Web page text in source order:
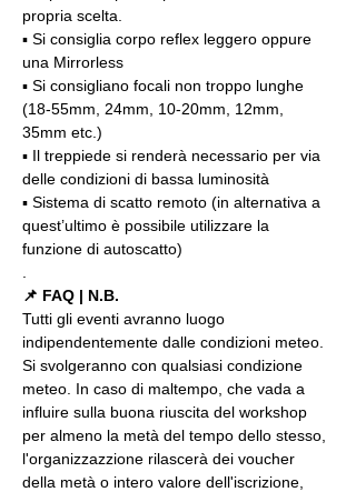
propria scelta.
▪️ Si consiglia corpo reflex leggero oppure
una Mirrorless
▪️ Si consigliano focali non troppo lunghe
(18-55mm, 24mm, 10-20mm, 12mm,
35mm etc.)
▪️ Il treppiede si renderà necessario per via
delle condizioni di bassa luminosità
▪️ Sistema di scatto remoto (in alternativa a
quest’ultimo è possibile utilizzare la
funzione di autoscatto)
📌 FAQ | N.B.
Tutti gli eventi avranno luogo
indipendentemente dalle condizioni meteo.
Si svolgeranno con qualsiasi condizione
meteo. In caso di maltempo, che vada a
influire sulla buona riuscita del workshop
per almeno la metà del tempo dello stesso,
l'organizzazzione rilascerà dei voucher
della metà o intero valore dell'iscrizione,